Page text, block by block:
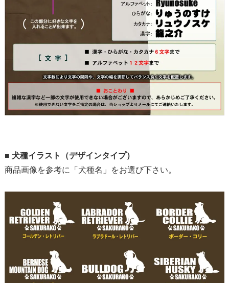
■ 犬種イラスト（デザインタイプ）
商品画像を参考に「犬種名」をお選び下さい。